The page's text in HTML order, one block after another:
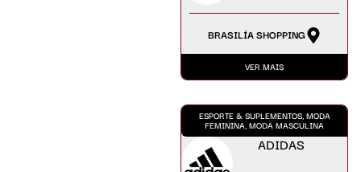
BRASILÍA SHOPPING
VER MAIS
ESPORTE & SUPLEMENTOS, MODA
FEMININA, MODA MASCULINA
ADIDAS